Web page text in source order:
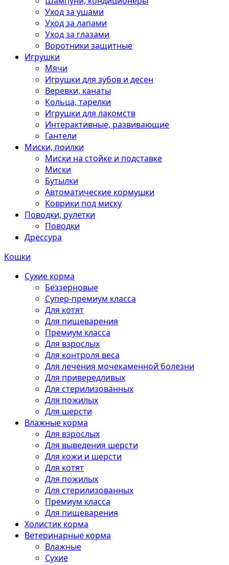
Уход за ушами
Уход за лапами
Уход за глазами
Воротники защитные
Игрушки
Мячи
Игрушки для зубов и десен
Веревки, канаты
Кольца, тарелки
Игрушки для лакомств
Интерактивные, развивающие
Гантели
Миски, поилки
Миски на стойке и подставке
Миски
Бутылки
Автоматические кормушки
Коврики под миску
Поводки, рулетки
Поводки
Дрессура
Кошки
Сухие корма
Беззерновые
Супер-премиум класса
Для котят
Для пищеварения
Премиум класса
Для взрослых
Для контроля веса
Для лечения мочекаменной болезни
Для привередливых
Для стерилизованных
Для пожилых
Для шерсти
Влажные корма
Для взрослых
Для выведения шерсти
Для кожи и шерсти
Для котят
Для пожилых
Для стерилизованных
Премиум класса
Для пищеварения
Холистик корма
Ветеринарные корма
Влажные
Сухие